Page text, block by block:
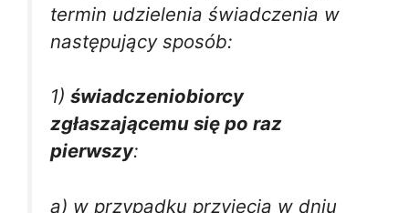
termin udzielenia świadczenia w
następujący sposób:
1) świadczeniobiorcy
zgłaszającemu się po raz
pierwszy:
a) w przypadku przyjęcia w dniu